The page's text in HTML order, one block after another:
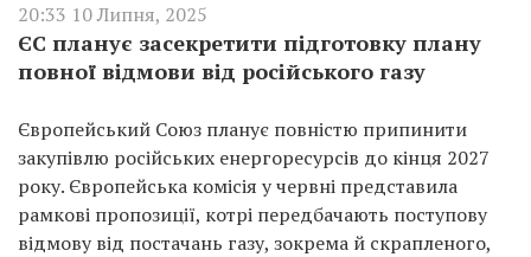
20:33 10 Липня, 2025
ЄС планує засекретити підготовку плану
повної відмови від російського газу
Європейський Союз планує повністю припинити
закупівлю російських енергоресурсів до кінця 2027
року. Європейська комісія у червні представила
рамкові пропозиції, котрі передбачають поступову
відмову від постачань газу, зокрема й скрапленого,